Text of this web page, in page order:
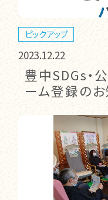
ピックアップ
2023.12.22
豊中SDGs・
ーム登録の